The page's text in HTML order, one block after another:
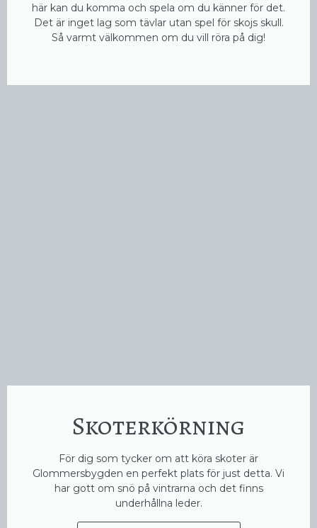
här kan du komma och spela om du känner för det.
Det är inget lag som tävlar utan spel för skojs skull.
Så varmt välkommen om du vill röra på dig!
Skoterkörning
För dig som tycker om att köra skoter är
Glommersbygden en perfekt plats för just detta. Vi
har gott om snö på vintrarna och det finns
underhållna leder.